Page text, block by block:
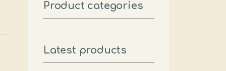
Product categories
Latest products